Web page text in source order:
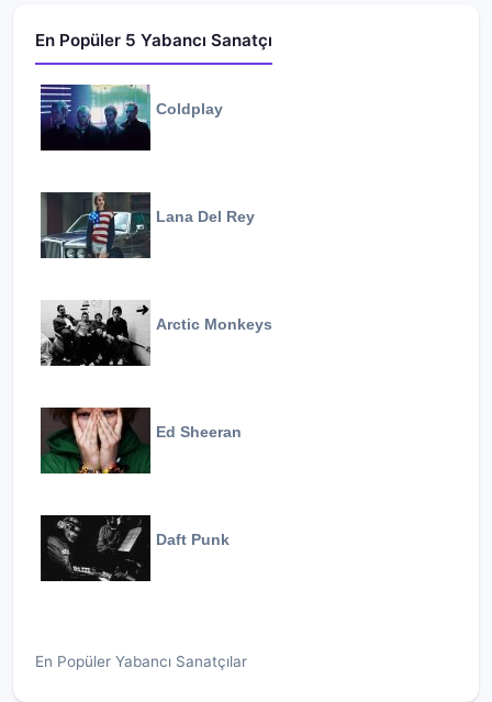
En Popüler 5 Yabancı Sanatçı
Coldplay
Lana Del Rey
Arctic Monkeys
Ed Sheeran
Daft Punk
En Popüler Yabancı Sanatçılar